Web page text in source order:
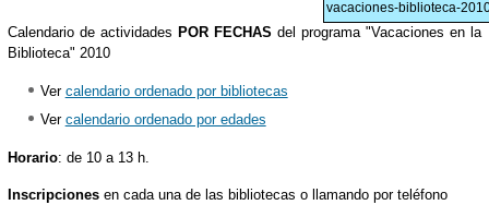
Calendario de actividades POR FECHAS del programa "Vacaciones en la
Biblioteca" 2010
Ver calendario ordenado por bibliotecas
Ver calendario ordenado por edades
Horario: de 10 a 13 h.
Inscripciones en cada una de las bibliotecas o llamando por teléfono
vacaciones-biblioteca-